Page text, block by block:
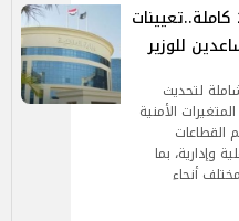
حركة تنقلات وزارة الداخلية 2026 كاملة..تعيينات
للوزير
لتحديث
الأمنية
القطاعات
وإدارية، بما
أنحاء